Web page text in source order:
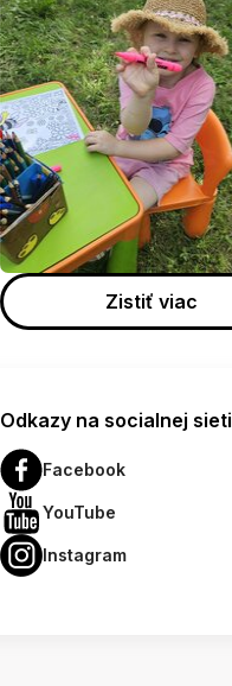
Zistiť viac
Odkazy na socialnej sieti
Facebook
YouTube
Instagram